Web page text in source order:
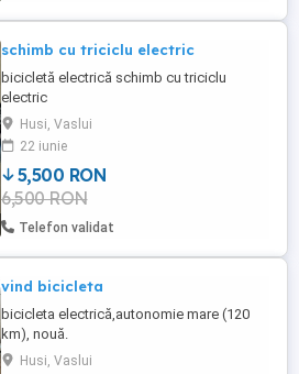
schimb cu triciclu electric
bicicletă electrică schimb cu triciclu
electric
Husi, Vaslui
22 iunie
5,500 RON
6,500 RON
Telefon validat
vind bicicleta
bicicleta electrică,autonomie mare (120
km), nouă.
Husi, Vaslui